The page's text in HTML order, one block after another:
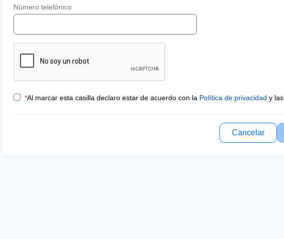
Número telefónico
*Al marcar esta casilla declaro estar de acuerdo con la Política de privacidad y las
Cancelar